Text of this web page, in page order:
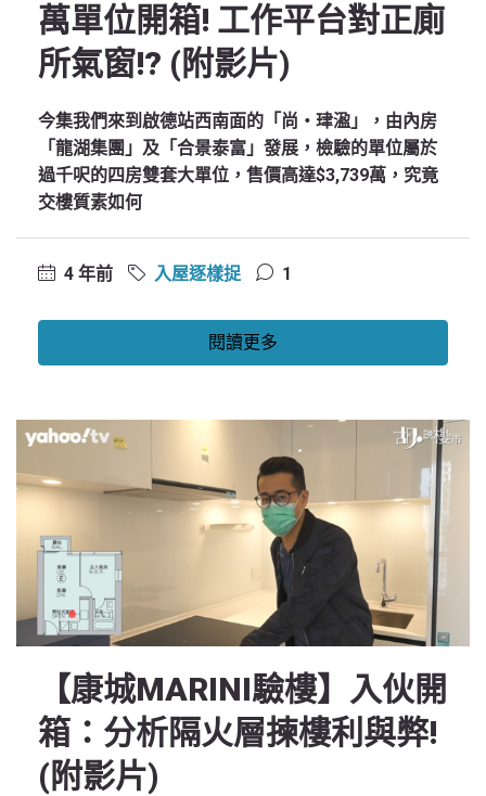
萬單位開箱! 工作平台對正廁
所氣窗!? (附影片)
今集我們來到啟德站西南面的「尚‧珒溋」，由內房
「龍湖集團」及「合景泰富」發展，檢驗的單位屬於
過千呎的四房雙套大單位，售價高達$3,739萬，究竟
交樓質素如何
4 年前 入屋逐樣捉 1
閱讀更多
【康城MARINI驗樓】入伙開
箱：分析隔火層揀樓利與弊!
(附影片)